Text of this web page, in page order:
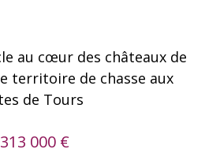
au cœur des châteaux de
territoire de chasse aux
de Tours
000 €